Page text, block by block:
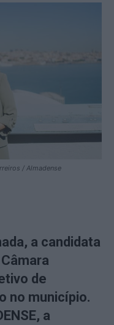
/ Almadense
a candidata
de
no município.
a